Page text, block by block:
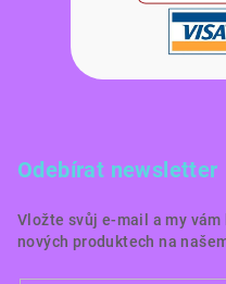
Odebírat newsletter
Vložte svůj e-mail a my
nových produktech na